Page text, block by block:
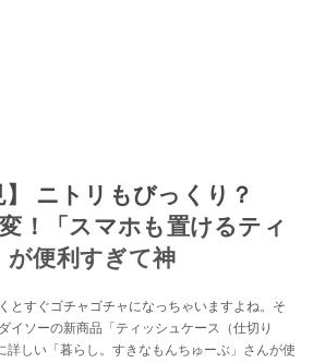
】 ニトリもびっくり？
！「スマホも置けるティ
が便利すぎて神
とすぐゴチャゴチャになっちゃいますよね。そ
イソーの新商品「ティッシュケース（仕切り
詳しい「暮らし。すきなもんちゅーぶ」さんが使